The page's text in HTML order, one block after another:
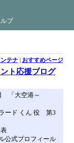
プ
テナ| おすすめページ
ト応援ブログ
「大空港～
ード くん 役 第3
公式プロフィール